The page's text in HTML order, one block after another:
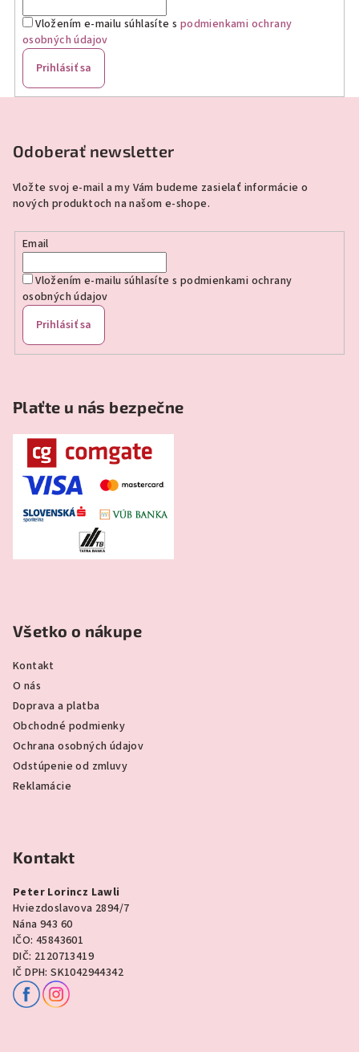
Vložením e-mailu súhlasíte s podmienkami ochrany
osobných údajov
Prihlásiť sa
Odoberať newsletter
Vložte svoj e-mail a my Vám budeme zasielať informácie o
nových produktoch na našom e-shope.
Email
Vložením e-mailu súhlasíte s podmienkami ochrany
osobných údajov
Prihlásiť sa
Plaťte u nás bezpečne
Všetko o nákupe
Kontakt
O nás
Doprava a platba
Obchodné podmienky
Ochrana osobných údajov
Odstúpenie od zmluvy
Reklamácie
Kontakt
Peter Lorincz Lawli
Hviezdoslavova 2894/7
Nána 943 60
IČO: 45843601
DIČ: 2120713419
IČ DPH: SK1042944342